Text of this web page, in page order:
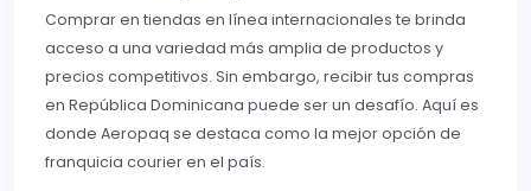
Comprar en tiendas en línea internacionales te brinda
acceso a una variedad más amplia de productos y
precios competitivos. Sin embargo, recibir tus compras
en República Dominicana puede ser un desafío. Aquí es
donde Aeropaq se destaca como la mejor opción de
franquicia courier en el país.